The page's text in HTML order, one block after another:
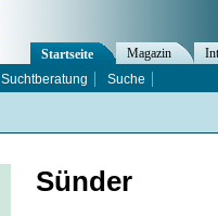
Sünder
Startseite Magazin
Suchtberatung Suche